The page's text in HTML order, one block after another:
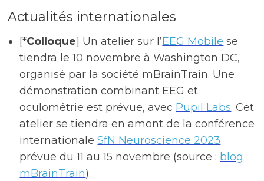
Actualités internationales
[*Colloque] Un atelier sur l’EEG Mobile se
tiendra le 10 novembre à Washington DC,
organisé par la société mBrainTrain. Une
démonstration combinant EEG et
oculométrie est prévue, avec Pupil Labs. Cet
atelier se tiendra en amont de la conférence
internationaleSfN Neuroscience 2023
prévue du 11 au 15 novembre (source : blog
mBrainTrain).